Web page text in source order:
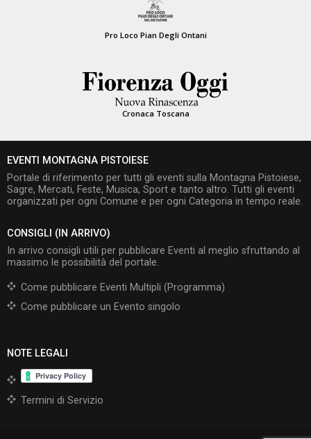
Pro Loco Pian Degli Ontani
Cronaca Toscana
EVENTI MONTAGNA PISTOIESE
Portale di riferimento per tutti gli eventi sulla Montagna Pistoiese,
Sagre, Mercati, Feste, Musica, Sport e tanto altro. Tutti gli eventi
organizzati per ogni Comune e per ogni Categoria in tempo reale.
CONSIGLI (IN ARRIVO)
In arrivo consigli utili per pubblicare Eventi al meglio sfruttando al
massimo le possibilità del portale.
Come pubblicare Eventi Multipli (Programma)
Come pubblicare un Evento singolo
NOTE LEGALI
Termini di Servizio